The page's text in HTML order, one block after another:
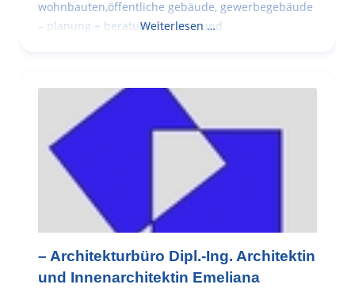
wohnbauten,öffentliche gebäude, gewerbegebäude
– planung + beratung bei an – und
Weiterlesen …
– Architekturbüro Dipl.-Ing. Architektin
und Innenarchitektin Emeliana